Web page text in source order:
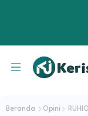
Beranda Opini